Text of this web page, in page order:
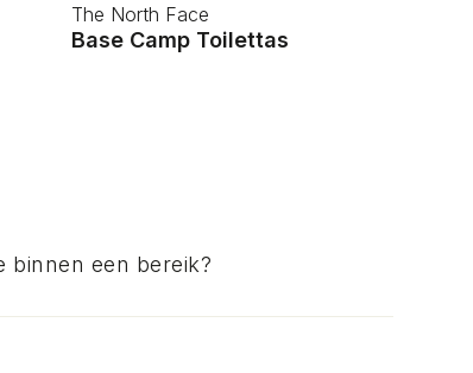
The North Face
Base Camp Toilettas
binnen een bereik?